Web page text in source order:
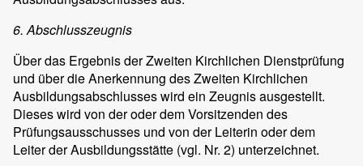
6. Abschlusszeugnis
Über das Ergebnis der Zweiten Kirchlichen Dienstprüfung
und über die Anerkennung des Zweiten Kirchlichen
Ausbildungsabschlusses wird ein Zeugnis ausgestellt.
Dieses wird von der oder dem Vorsitzenden des
Prüfungsausschusses und von der Leiterin oder dem
Leiter der Ausbildungsstätte (vgl. Nr. 2) unterzeichnet.